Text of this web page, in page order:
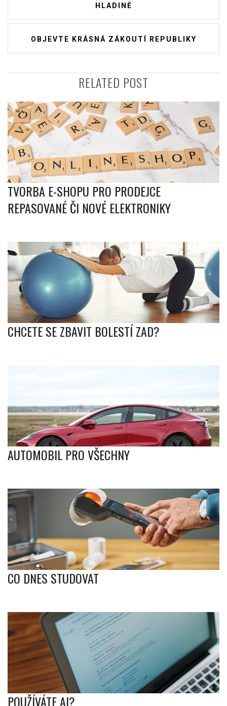
příspěvek
HLADINĚ
OBJEVTE KRÁSNÁ ZÁKOUTÍ REPUBLIKY
RELATED POST
TVORBA E-SHOPU PRO PRODEJCE
REPASOVANÉ ČI NOVÉ ELEKTRONIKY
CHCETE SE ZBAVIT BOLESTÍ ZAD?
AUTOMOBIL PRO VŠECHNY
CO DNES STUDOVAT
POUŽÍVÁTE AI?